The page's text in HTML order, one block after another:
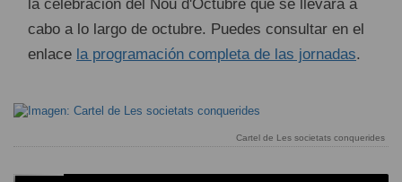
la celebración del Nou d'Octubre que se llevará a
cabo a lo largo de octubre. Puedes consultar en el
enlace la programación completa de las jornadas.
Cartel de Les societats conquerides